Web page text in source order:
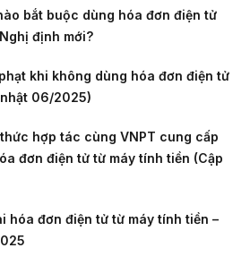
bắt buộc dùng hóa đơn điện tử
định mới?
khi không dùng hóa đơn điện tử
06/2025)
hợp tác cùng VNPT cung cấp
đơn điện tử từ máy tính tiền (Cập
hóa đơn điện tử từ máy tính tiền –